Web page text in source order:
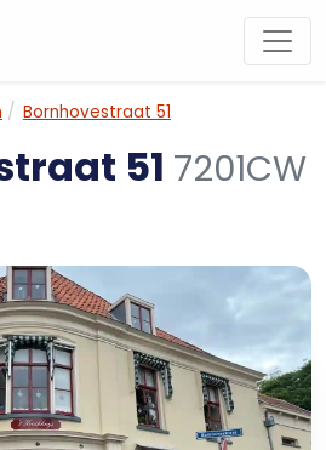
Bornhovestraat 51
51 7201CW